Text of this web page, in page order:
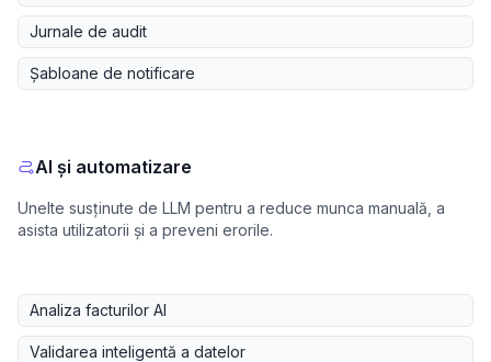
Jurnale de audit
Şabloane de notificare
AI și automatizare
Unelte susținute de LLM pentru a reduce munca manuală, a
asista utilizatorii și a preveni erorile.
Analiza facturilor AI
Validarea inteligentă a datelor